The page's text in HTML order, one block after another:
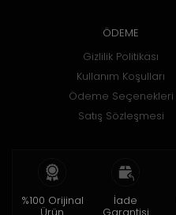
ÖDEME
Gizlilik Politikası
Kullanım Koşulları
Ödeme Seçenekleri
Satış Sözleşmesi
%100 Orijinal
Ürün
İade
Garantisi